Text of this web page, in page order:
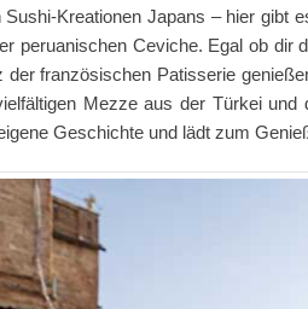
Kreationen Japans – hier gibt
peruanischen Ceviche. Egal ob
der französischen Patisserie
Mezze aus der Türkei
Geschichte und lädt zum